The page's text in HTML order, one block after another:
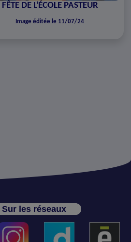
FÊTE DE L'ÉCOLE PASTEUR
Image éditée le 11/07/24
Sur les réseaux